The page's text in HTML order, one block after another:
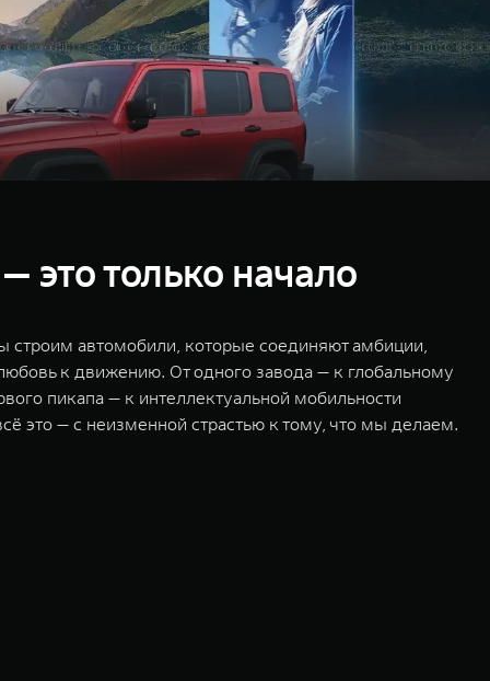
это только начало
строим автомобили, которые соединяют амбиции,
к движению. От одного завода — к глобальному
пикапа — к интеллектуальной мобильности
это — с неизменной страстью к тому, что мы делаем.